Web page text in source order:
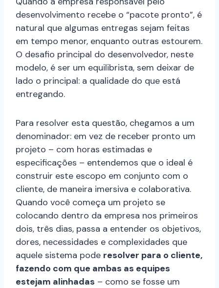
desenvolvimento recebe o “pacote pronto”, é
natural que algumas entregas sejam feitas
em tempo menor, enquanto outras estourem.
O desafio principal do desenvolvedor, neste
modelo, é ser um equilibrista, sem deixar de
lado o principal: a qualidade do que está
entregando.
Para resolver esta questão, chegamos a um
denominador: em vez de receber pronto um
projeto – com horas estimadas e
especificações – entendemos que o ideal é
construir este escopo em conjunto com o
cliente, de maneira imersiva e colaborativa.
Quando você começa um projeto se
colocando dentro da empresa nos primeiros
dois, três dias, passa a entender os objetivos,
dores, necessidades e complexidades que
aquele sistema pode resolver para o cliente,
fazendo com que ambas as equipes
estejam alinhadas – como se fosse um